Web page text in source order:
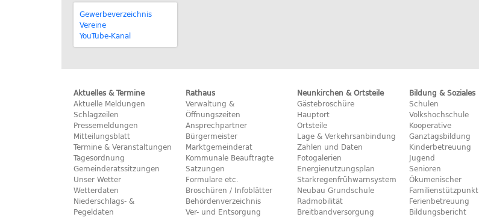
Gewerbeverzeichnis
Vereine
YouTube-Kanal
Aktuelles & Termine
Aktuelle Meldungen
Schlagzeilen
Pressemeldungen
Mitteilungsblatt
Termine & Veranstaltungen
Tagesordnung
Gemeinderatssitzungen
Unser Wetter
Wetterdaten
Niederschlags- &
Pegeldaten
Rathaus
Verwaltung &
Öffnungszeiten
Ansprechpartner
Bürgermeister
Marktgemeinderat
Kommunale Beauftragte
Satzungen
Formulare etc.
Broschüren / Infoblätter
Behördenverzeichnis
Ver- und Entsorgung
Neunkirchen & Ortsteile
Gästebroschüre
Hauptort
Ortsteile
Lage & Verkehrsanbindung
Zahlen und Daten
Fotogalerien
Energienutzungsplan
Starkregenfrühwarnsystem
Neubau Grundschule
Radmobilität
Breitbandversorgung
Bildung & Soziales
Schulen
Volkshochschule
Kooperative
Ganztagsbildung
Kinderbetreuung
Jugend
Senioren
Ökumenischer
Familienstützpunkt
Ferienbetreuung
Bildungsbericht